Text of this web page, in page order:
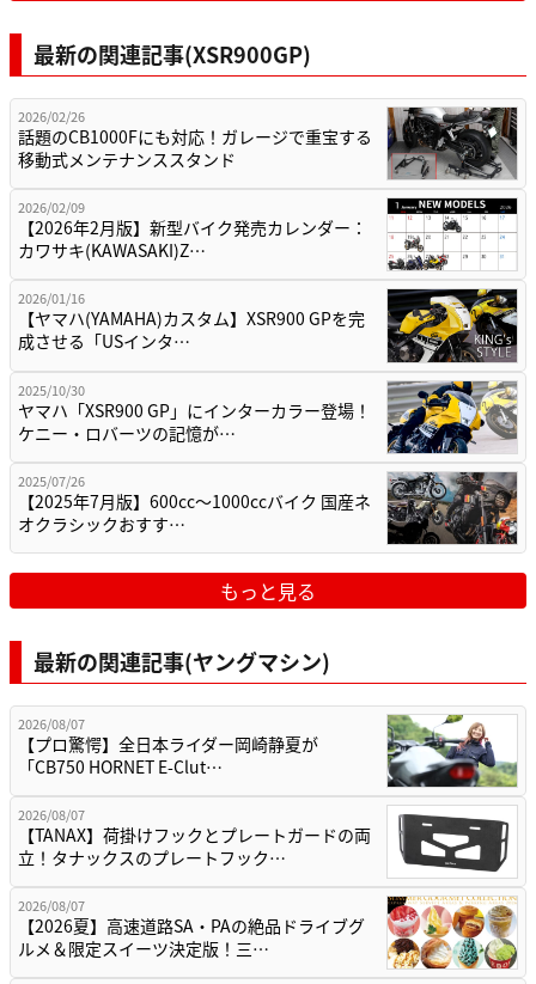
最新の関連記事(XSR900GP)
2026/02/26
話題のCB1000Fにも対応！ガレージで重宝する
移動式メンテナンススタンド
2026/02/09
【2026年2月版】新型バイク発売カレンダー：
カワサキ(KAWASAKI)Z…
2026/01/16
【ヤマハ(YAMAHA)カスタム】XSR900 GPを完
成させる「USインタ…
2025/10/30
ヤマハ「XSR900 GP」にインターカラー登場！
ケニー・ロバーツの記憶が…
2025/07/26
【2025年7月版】600cc～1000ccバイク 国産ネ
オクラシックおすす…
もっと見る
最新の関連記事(ヤングマシン)
2026/08/07
【プロ驚愕】全日本ライダー岡崎静夏が
「CB750 HORNET E-Clut…
2026/08/07
【TANAX】荷掛けフックとプレートガードの両
立！タナックスのプレートフック…
2026/08/07
【2026夏】高速道路SA・PAの絶品ドライブグ
ルメ＆限定スイーツ決定版！三…